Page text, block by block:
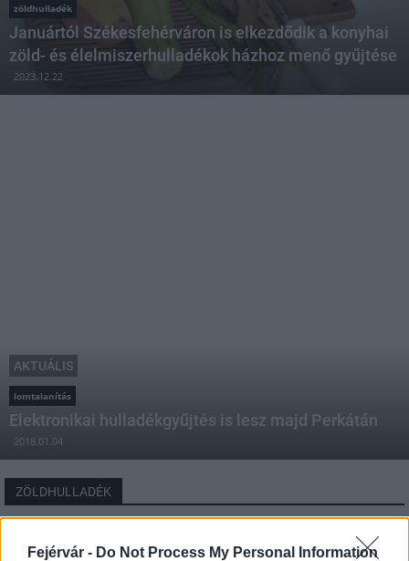
Fejérvár - Do Not Process My Personal Information
zöldhulladék
Januártól Székesfehérváron is elkezdődik a konyhai
zöld- és élelmiszerhulladékok házhoz menő gyűjtése
2023.12.22
AKTUÁLIS
lomtalanítás
Elektronikai hulladékgyűjtés is lesz majd Perkátán
2018.01.04
ZÖLDHULLADÉK